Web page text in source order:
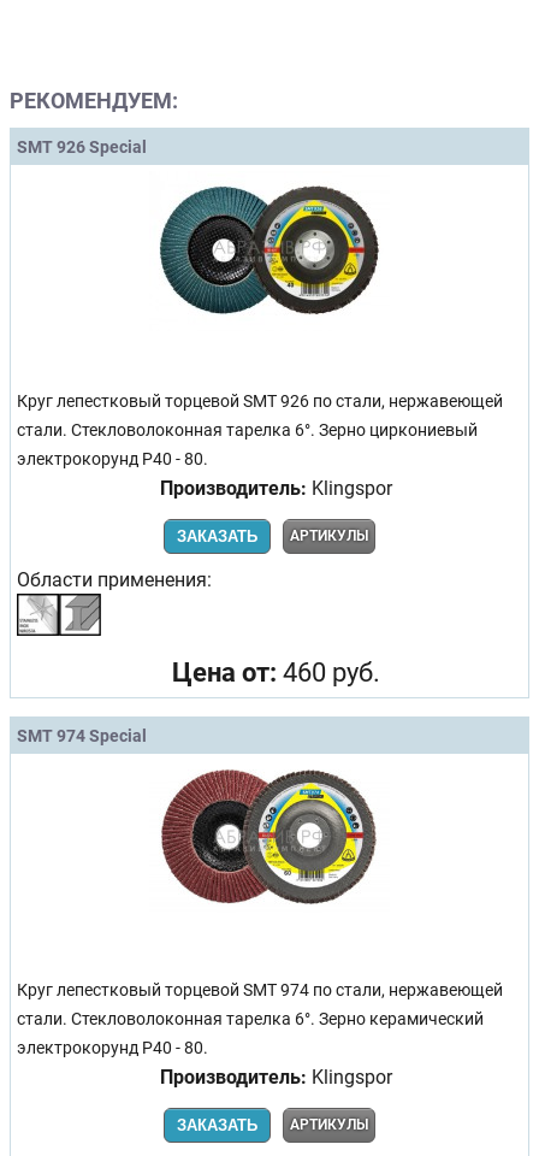
РЕКОМЕНДУЕМ:
SMT 926 Special
Круг лепестковый торцевой SMT 926 по стали, нержавеющей
стали. Стекловолоконная тарелка 6°. Зерно циркониевый
электрокорунд Р40 - 80.
Производитель: Klingspor
ЗАКАЗАТЬ АРТИКУЛЫ
Области применения:
Цена от: 460 руб.
SMT 974 Special
Круг лепестковый торцевой SMT 974 по стали, нержавеющей
стали. Стекловолоконная тарелка 6°. Зерно керамический
электрокорунд Р40 - 80.
Производитель: Klingspor
ЗАКАЗАТЬ АРТИКУЛЫ